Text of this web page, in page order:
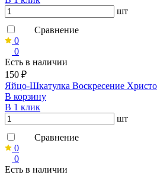
шт
Сравнение
0
0
Есть в наличии
150 ₽
Яйцо-Шкатулка Воскресение
В корзину
В 1 клик
шт
Сравнение
0
0
Есть в наличии